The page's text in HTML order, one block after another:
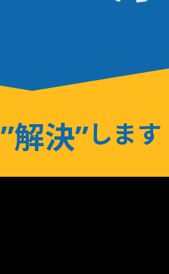
”解決”しま